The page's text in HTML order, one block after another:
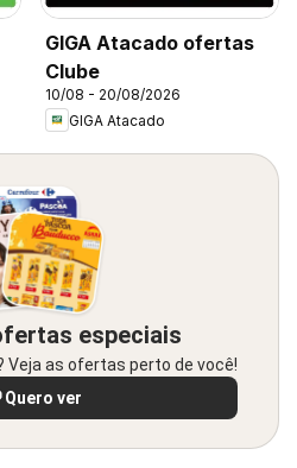
GIGA Atacado ofertas
Clube
10/08 - 20/08/2026
GIGA Atacado
especiais
Veja as ofertas perto de você!
Quero ver